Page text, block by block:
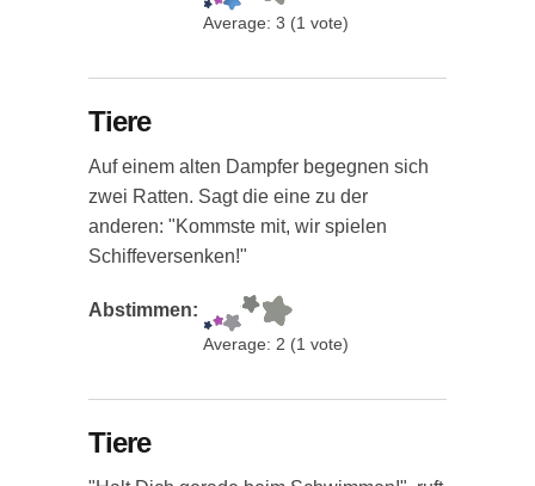
Average: 3 (1 vote)
Tiere
Auf einem alten Dampfer begegnen sich
zwei Ratten. Sagt die eine zu der
anderen: "Kommste mit, wir spielen
Schiffeversenken!"
Abstimmen:
Average: 2 (1 vote)
Tiere